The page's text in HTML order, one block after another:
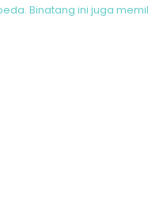
Binatang ini juga